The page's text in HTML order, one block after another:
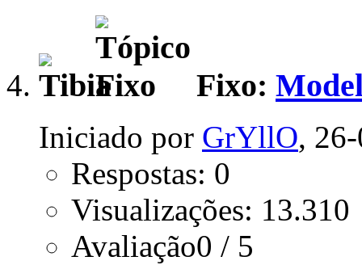
Fixo:
Iniciado por GrYllO,
Respostas: 0
Visualizações: 13.310
Avaliação0 / 5